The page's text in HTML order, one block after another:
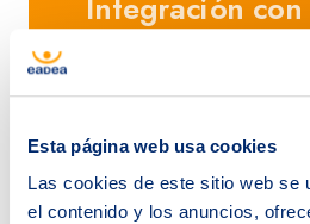
Esta página web usa cookies
Las cookies de este sitio web se
el contenido y los anuncios,
Integración con
Oportunidades e
insights